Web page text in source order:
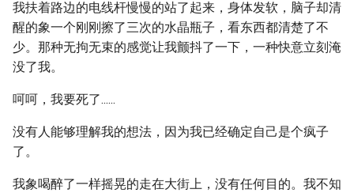
我扶着路边的电线杆慢慢的站了起来，身体发软，脑子却清
醒的象一个刚刚擦了三次的水晶瓶子，看东西都清楚了不
少。那种无拘无束的感觉让我颤抖了一下，一种快意立刻淹
没了我。
呵呵，我要死了......
没有人能够理解我的想法，因为我已经确定自己是个疯子
了。
我象喝醉了一样摇晃的走在大街上，没有任何目的。我不知